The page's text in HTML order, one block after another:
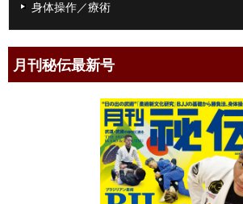
身体操作／療術
月刊秘伝最新号